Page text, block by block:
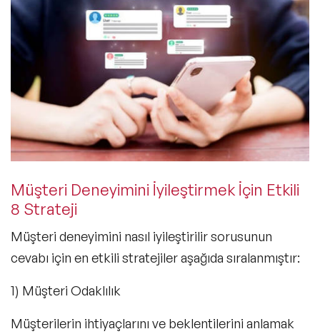
Müşteri Deneyimini İyileştirmek İçin Etkili
8 Strateji
Müşteri deneyimini nasıl iyileştirilirsorusunun
cevabı için en etkili stratejiler aşağıda sıralanmıştır:
1) Müşteri Odaklılık
Müşterilerin ihtiyaçlarını ve beklentilerini anlamak